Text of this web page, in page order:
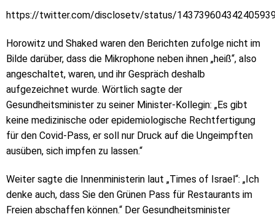
https://twitter.com/disclosetv/status/
Horowitz und Shaked waren den Berichten zufolge nicht im
Bilde darüber, dass die Mikrophone neben ihnen „heiß“, also
angeschaltet, waren, und ihr Gespräch deshalb
aufgezeichnet wurde. Wörtlich sagte der
Gesundheitsminister zu seiner Minister-Kollegin: „Es gibt
keine medizinische oder epidemiologische Rechtfertigung
für den Covid-Pass, er soll nur Druck auf die Ungeimpften
ausüben, sich impfen zu lassen.“
Weiter sagte die Innenministerin laut „Times of Israel“: „Ich
denke auch, dass Sie den Grünen Pass für Restaurants im
Freien abschaffen können.“ Der Gesundheitsminister